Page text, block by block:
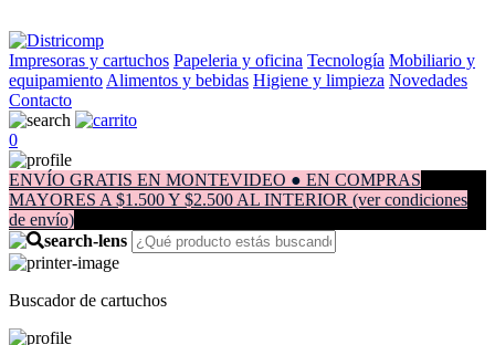
Impresoras y cartuchos Papeleria y oficina Tecnología Mobiliario y
equipamiento Alimentos y bebidas Higiene y limpieza Novedades
Contacto
0
ENVÍO GRATIS EN MONTEVIDEO ● EN COMPRAS
MAYORES A $1.500 Y $2.500 AL INTERIOR (ver condiciones
de envío)
Buscador de cartuchos